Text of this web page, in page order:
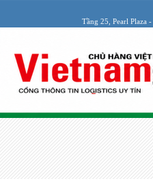
Tầng 25, Pearl Plaza